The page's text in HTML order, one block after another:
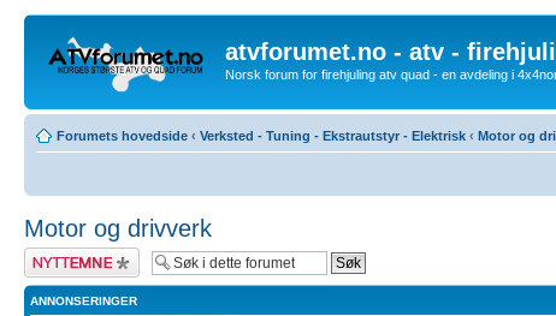
atvforumet.no - atv -
Norsk forum for firehjuling atv quad - en avdeling i
Forumets hovedside ‹ Verksted - Tuning - Ekstrautstyr - Elektrisk ‹ Motor og
Motor og drivverk
Legg inn et nytt
emne
ANNONSERINGER